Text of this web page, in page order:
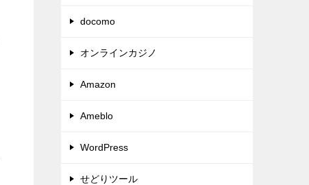
docomo
オンラインカジノ
Amazon
Ameblo
WordPress
せどりツール